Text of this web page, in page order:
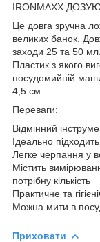
IRONMAXX
Це довга зручна
великих банок.
заходи 25 та 50 мл.
Пластик з якого
посудомийній
4,5 см.
Переваги:
Відмінний
Ідеально
Легке черпання у
Містить
потрібну кількість
Практичне та
Можна мити в
Приховати